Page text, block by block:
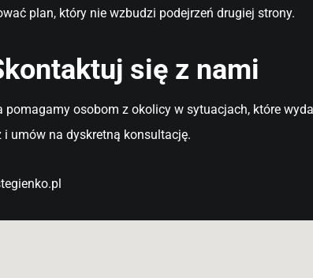
plan, który nie wzbudzi podejrzeń drugiej strony.
się z nami
osobom z okolicy w sytuacjach, które
umów na dyskretną konsultację.